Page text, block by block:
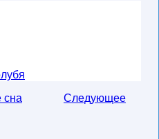
сна
Следующее